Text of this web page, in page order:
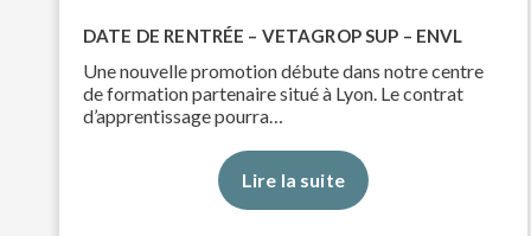
DATE DE RENTRÉE – VETAGROP SUP – ENVL
Une nouvelle promotion débute dans notre centre
de formation partenaire situé à Lyon. Le contrat
d’apprentissage pourra…
Lire la suite